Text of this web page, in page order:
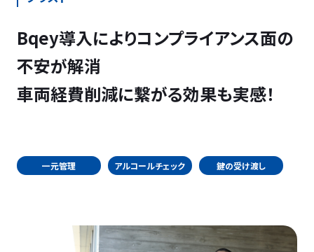
Bqey導入によりコンプライアンス面の
不安が解消
車両経費削減に繋がる効果も実感！
一元管理 アルコールチェック 鍵の受け渡し